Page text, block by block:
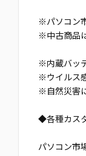
※パソコン
※中古商品
※内蔵バッ
※ウイルス
※自然災害
◆各種カス
パソコン市